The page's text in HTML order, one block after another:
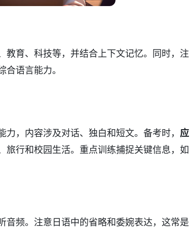
教育、科技等，并结合上下文记忆。同时，注
语言能力。
，内容涉及对话、独白和短文。备考时， 应
旅行和校园生活。重点训练捕捉关键信息，如
音频。注意日语中的省略和委婉表达，这常是